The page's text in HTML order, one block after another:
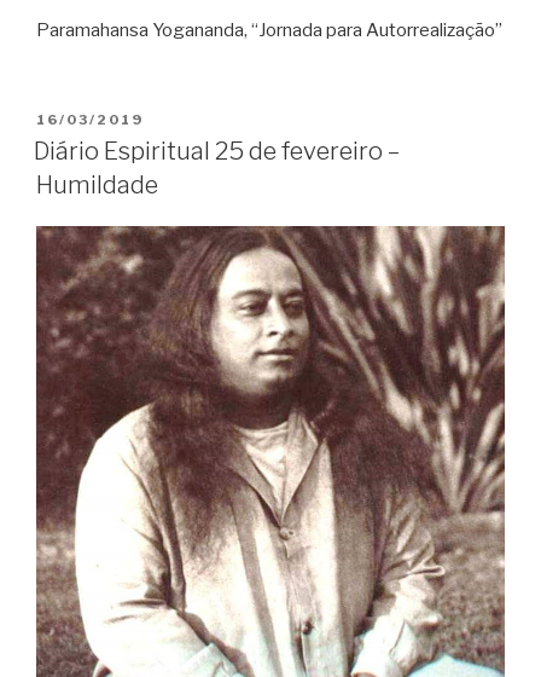
Paramahansa Yogananda, “Jornada para Autorrealização”
PUBLICADO
EM
16/03/2019
Diário Espiritual 25 de fevereiro –
Humildade